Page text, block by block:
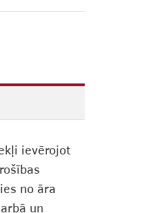
ievērojot
no āra
un